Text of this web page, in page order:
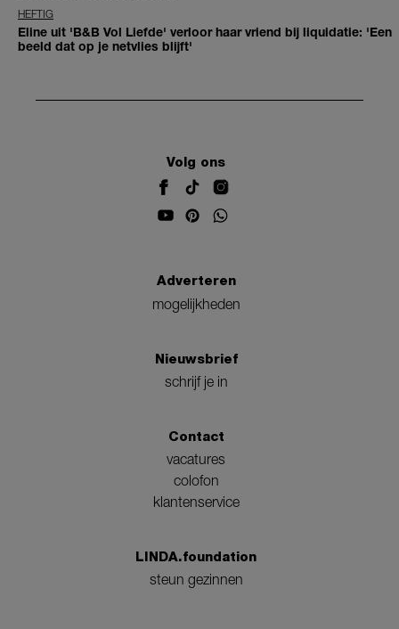
HEFTIG
Eline uit 'B&B Vol Liefde' verloor haar vriend bij liquidatie: 'Een
beeld dat op je netvlies blijft'
Volg ons
Adverteren
mogelijkheden
Nieuwsbrief
schrijf je in
Contact
vacatures
colofon
klantenservice
LINDA.foundation
steun gezinnen